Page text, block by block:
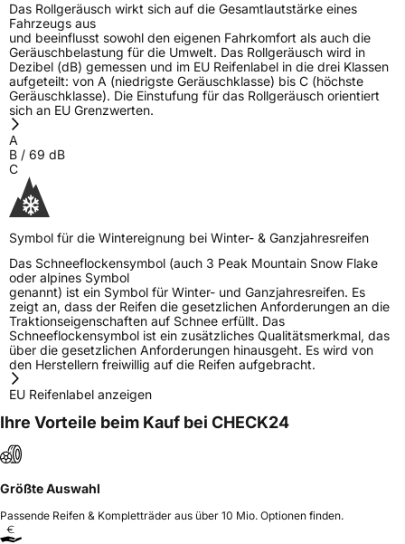
Das Rollgeräusch wirkt sich auf die Gesamtlautstärke eines
Fahrzeugs aus
und beeinflusst sowohl den eigenen Fahrkomfort als auch die
Geräuschbelastung für die Umwelt. Das Rollgeräusch wird in
Dezibel (dB) gemessen und im EU Reifenlabel in die drei Klassen
aufgeteilt: von A (niedrigste Geräuschklasse) bis C (höchste
Geräuschklasse). Die Einstufung für das Rollgeräusch orientiert
sich an EU Grenzwerten.
A
B / 69 dB
C
Symbol für die Wintereignung bei Winter- & Ganzjahresreifen
Das Schneeflockensymbol (auch 3 Peak Mountain Snow Flake
oder alpines Symbol
genannt) ist ein Symbol für Winter- und Ganzjahresreifen. Es
zeigt an, dass der Reifen die gesetzlichen Anforderungen an die
Traktionseigenschaften auf Schnee erfüllt. Das
Schneeflockensymbol ist ein zusätzliches Qualitätsmerkmal, das
über die gesetzlichen Anforderungen hinausgeht. Es wird von
den Herstellern freiwillig auf die Reifen aufgebracht.
EU Reifenlabel anzeigen
Ihre Vorteile beim Kauf bei CHECK24
Größte Auswahl
Passende Reifen & Kompletträder aus über 10 Mio. Optionen finden.